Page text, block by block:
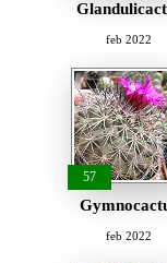
feb 2022
57
feb 2022